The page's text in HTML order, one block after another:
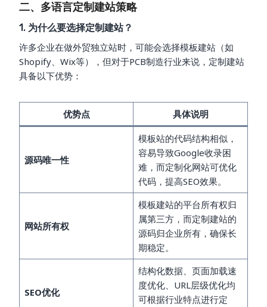
二、多语言定制建站策略
1. 为什么要选择定制建站？
许多企业在做外贸独立站时，可能会选择模板建站（如
Shopify、Wix等），但对于PCB制造行业来说，定制建站
具备以下优势：
优势点 具体说明
源码唯一性
模板站的代码结构相似，
容易导致Google收录困
难，而定制化网站可优化
代码，提高SEO效果。
网站所有权
模板建站的平台所有权归
属第三方，而定制建站的
源码归企业所有，确保长
期稳定。
SEO优化
结构化数据、页面加载速
度优化、URL层级优化均
可根据行业特点进行定